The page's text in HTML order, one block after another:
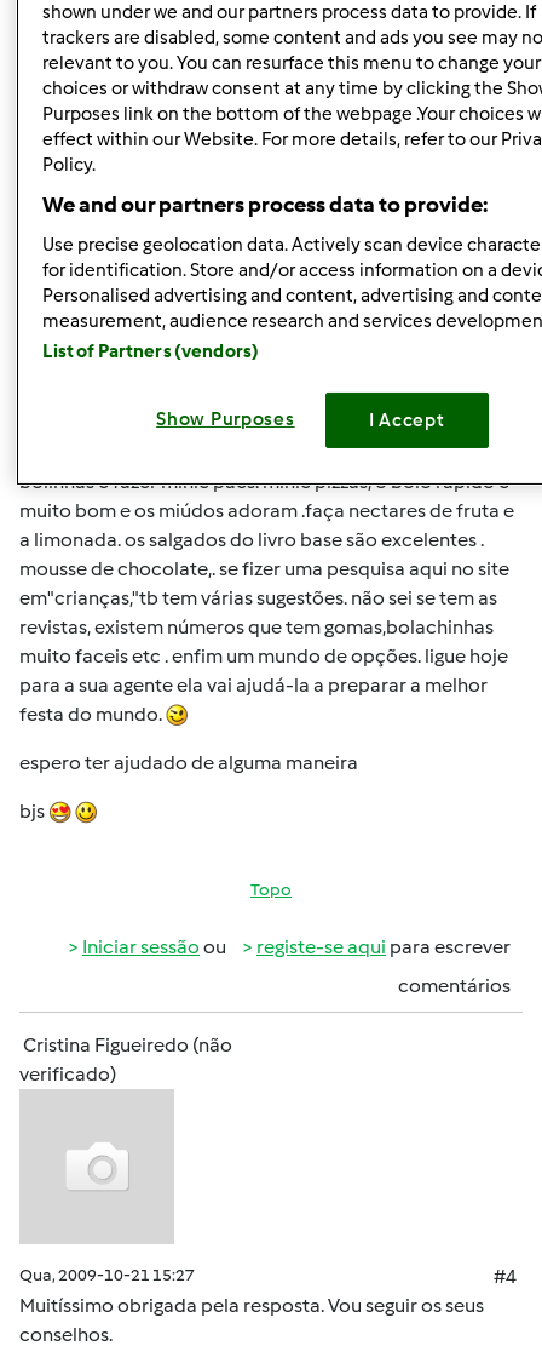
suzana mota cr… (não
verificado)
Qua, 2009-10-21 14:37
#3
olá
não sei que livros já tem. já pediu ajuda á sua agente? vou
tentar ajudá-la , mas fale com ela temos uma panóplia de
livros que nos permite fazer uma seleção das melhores
receitas para os fins desejados. aqui vão umas sugestões
com a massa de pizza pode fazer fazer
bolinhas e fazer minie pães. minie pizzas, o bolo rápido é
muito bom e os miúdos adoram .faça nectares de fruta e
a limonada. os salgados do livro base são excelentes .
mousse de chocolate,. se fizer uma pesquisa aqui no site
em"crianças,"tb tem várias sugestões. não sei se tem as
revistas, existem números que tem gomas,bolachinhas
muito faceis etc . enfim um mundo de opções. ligue hoje
para a sua agente ela vai ajudá-la a preparar a melhor
festa do mundo.
espero ter ajudado de alguma maneira
bjs
Topo
Iniciar sessão ou registe-se aqui para escrever
comentários
Cristina Figueiredo (não
verificado)
Qua, 2009-10-21 15:27
#4
Muitíssimo obrigada pela resposta. Vou seguir os seus
conselhos.
shown under we and our partners process data to provide. If
trackers are disabled, some content and ads you see may
relevant to you. You can resurface this menu to change your
choices or withdraw consent at any time by clicking the
Purposes link on the bottom of the webpage .Your choices
effect within our Website. For more details, refer to our
Policy.
We and our partners process data to provide:
Use precise geolocation data. Actively scan device
for identification. Store and/or access information on a
Personalised advertising and content, advertising and
measurement, audience research and services
List of Partners (vendors)
Show Purposes I Accept